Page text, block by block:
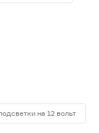
на 12 вольт